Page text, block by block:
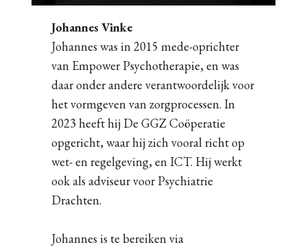
Johannes Vinke
Johannes was in 2015 mede-oprichter
van Empower Psychotherapie, en was
daar onder andere verantwoordelijk voor
het vormgeven van zorgprocessen. In
2023 heeft hij De GGZ Coöperatie
opgericht, waar hij zich vooral richt op
wet- en regelgeving, en ICT. Hij werkt
ook als adviseur voor Psychiatrie
Drachten.
Johannes is te bereiken via